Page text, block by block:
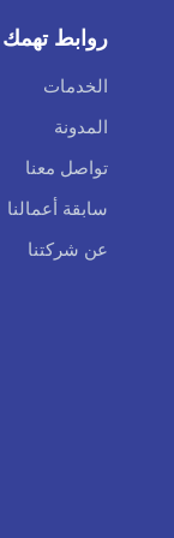
روابط تهمك
الخدمات
المدونة
تواصل معنا
سابقة أعمالنا
عن شركتنا